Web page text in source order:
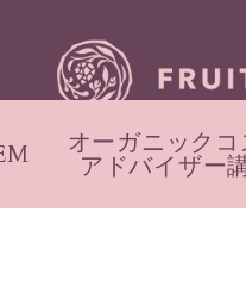
オーガニックコ
アドバイザー